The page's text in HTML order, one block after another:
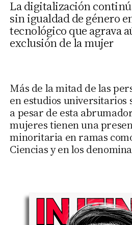
La digitalización
sin igualdad de género
tecnológico que agrava
exclusión de la mujer
Más de la mitad de las
en estudios universitarios
a pesar de esta
mujeres tienen una
minoritaria en ramas
Ciencias y en los